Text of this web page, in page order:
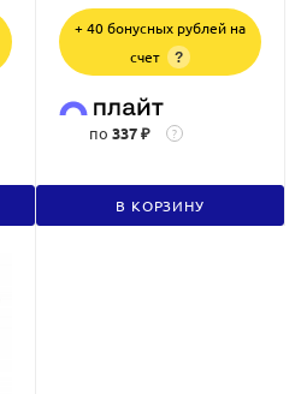
+ 40 бонусных рублей на
счет
?
по 337 ₽ ?
В КОРЗИНУ